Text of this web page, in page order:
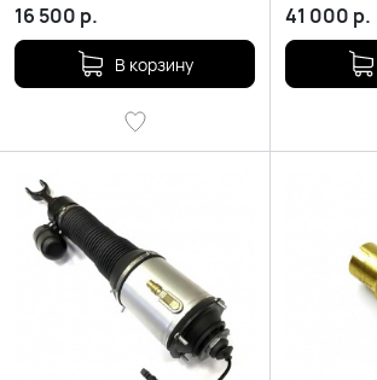
16 500 р.
В корзину
41 000 р.